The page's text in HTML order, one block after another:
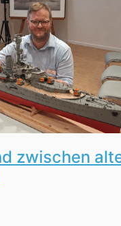
zwischen